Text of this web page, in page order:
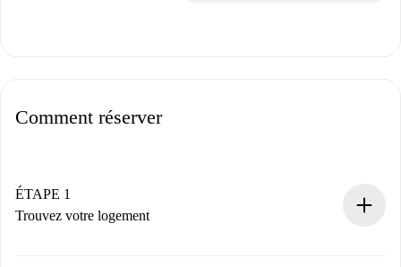
Comment réserver
ÉTAPE 1
Trouvez votre logement